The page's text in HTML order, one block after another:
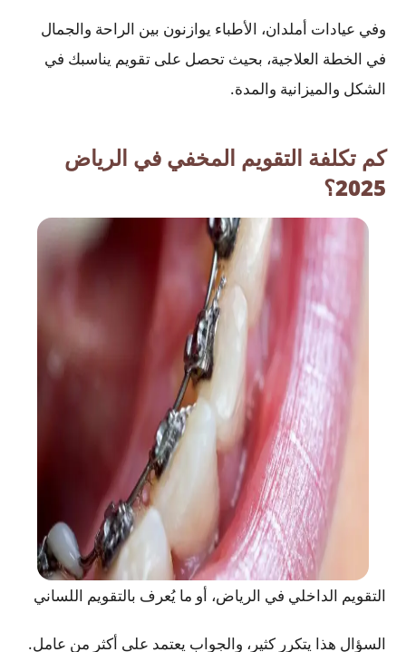
وفي عيادات أملدان، الأطباء يوازنون بين الراحة والجمال
في الخطة العلاجية، بحيث تحصل على تقويم يناسبك في
الشكل والميزانية والمدة.
كم تكلفة التقويم المخفي في الرياض
2025؟
التقويم الداخلي في الرياض، أو ما يُعرف بالتقويم اللساني
السؤال هذا يتكرر كثير، والجواب يعتمد على أكثر من عامل.